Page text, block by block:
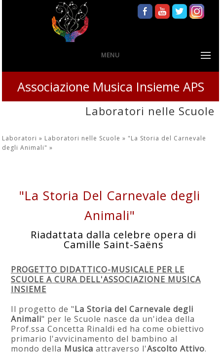
MENU
Associazione Musica Insieme APS
Laboratori nelle Scuole
Laboratori » Laboratori nelle Scuole » "La Storia del Carnevale
degli Animali"»
"La Storia Del Carnevale degli
Animali"
Riadattata dalla celebre opera di
Camille Saint-Saëns
PROGETTO DIDATTICO-MUSICALE PER LE
SCUOLE A CURA DELL'ASSOCIAZIONE MUSICA
INSIEME
Il progetto de "La Storia del Carnevale degli
Animali" per le Scuole nasce da un'idea della
Prof.ssa Concetta Rinaldi ed ha come obiettivo
primario l'avvicinamento del bambino al
mondo della Musica attraverso l'Ascolto Attivo.